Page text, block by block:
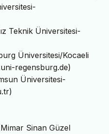
Teknik Üniversitesi-
Üniversitesi/Kocaeli
regensburg.de)
Üniversitesi-
Sinan Güzel